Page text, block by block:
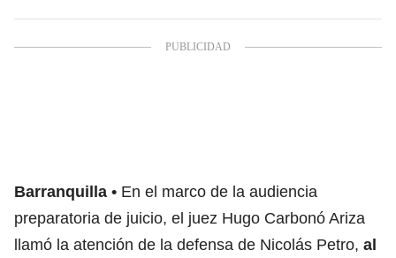
Barranquilla
En el marco de la audiencia
preparatoria de juicio, el juez Hugo Carbonó Ariza
llamó la atención de la defensa de Nicolás Petro, al